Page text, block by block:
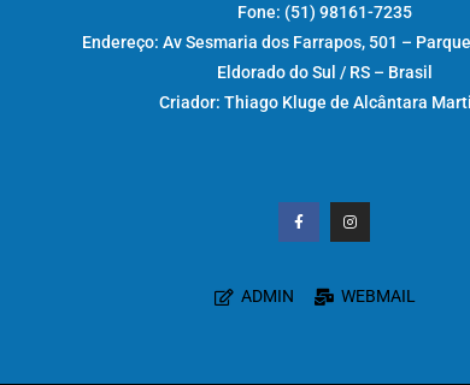
Fone: (51) 98161-7235
Endereço: Av Sesmaria dos Farrapos, 501 –
Eldorado do Sul / RS – Brasil
Criador: Thiago Kluge de Alcântara
ADMIN WEBMAIL